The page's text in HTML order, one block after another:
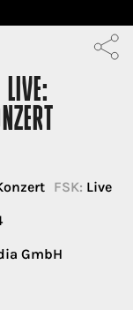
FSK: Live
GmbH